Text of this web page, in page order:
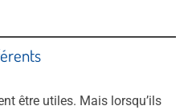
être utiles. Mais lorsqu’ils